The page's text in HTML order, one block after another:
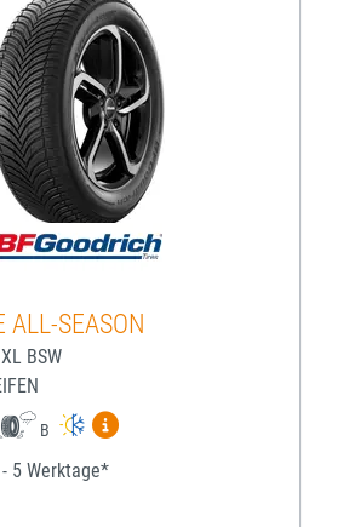
ALL-SEASON
BSW
B
Mehr Informationen zum
5 Werktage*